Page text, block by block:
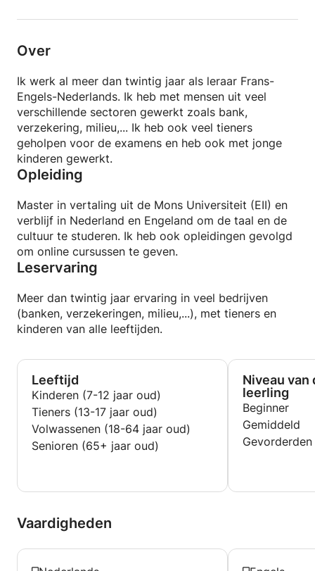
Over
Ik werk al meer dan twintig jaar als leraar Frans-
Engels-Nederlands. Ik heb met mensen uit veel
verschillende sectoren gewerkt zoals bank,
verzekering, milieu,... Ik heb ook veel tieners
geholpen voor de examens en heb ook met jonge
kinderen gewerkt.
Opleiding
Master in vertaling uit de Mons Universiteit (EII) en
verblijf in Nederland en Engeland om de taal en de
cultuur te studeren. Ik heb ook opleidingen gevolgd
om online cursussen te geven.
Leservaring
Meer dan twintig jaar ervaring in veel bedrijven
(banken, verzekeringen, milieu,...), met tieners en
kinderen van alle leeftijden.
Leeftijd
Kinderen (7-12 jaar oud)
Tieners (13-17 jaar oud)
Volwassenen (18-64 jaar oud)
Senioren (65+ jaar oud)
Niveau van
leerling
Beginner
Gemiddeld
Gevorderden
Vaardigheden